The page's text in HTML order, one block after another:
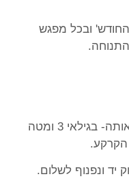
ובכל מפגש
א. התאמות שיאפשרו לכולם לבצע אותה- בגילאי 3 ומטה
הקרקע.
יד ונפנוף לשלום.